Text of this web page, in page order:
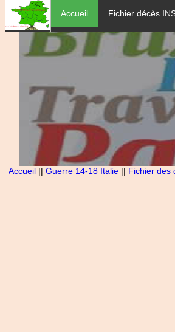
Accueil Fichier décès
Accueil || Guerre 14-18 Italie || Fichier des